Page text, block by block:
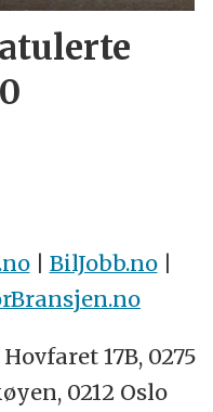
| BilJobb.no|
Hovfaret 17B, 0275
0212 Oslo